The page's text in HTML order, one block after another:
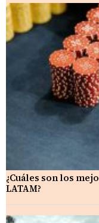
¿Cuáles son los
LATAM?